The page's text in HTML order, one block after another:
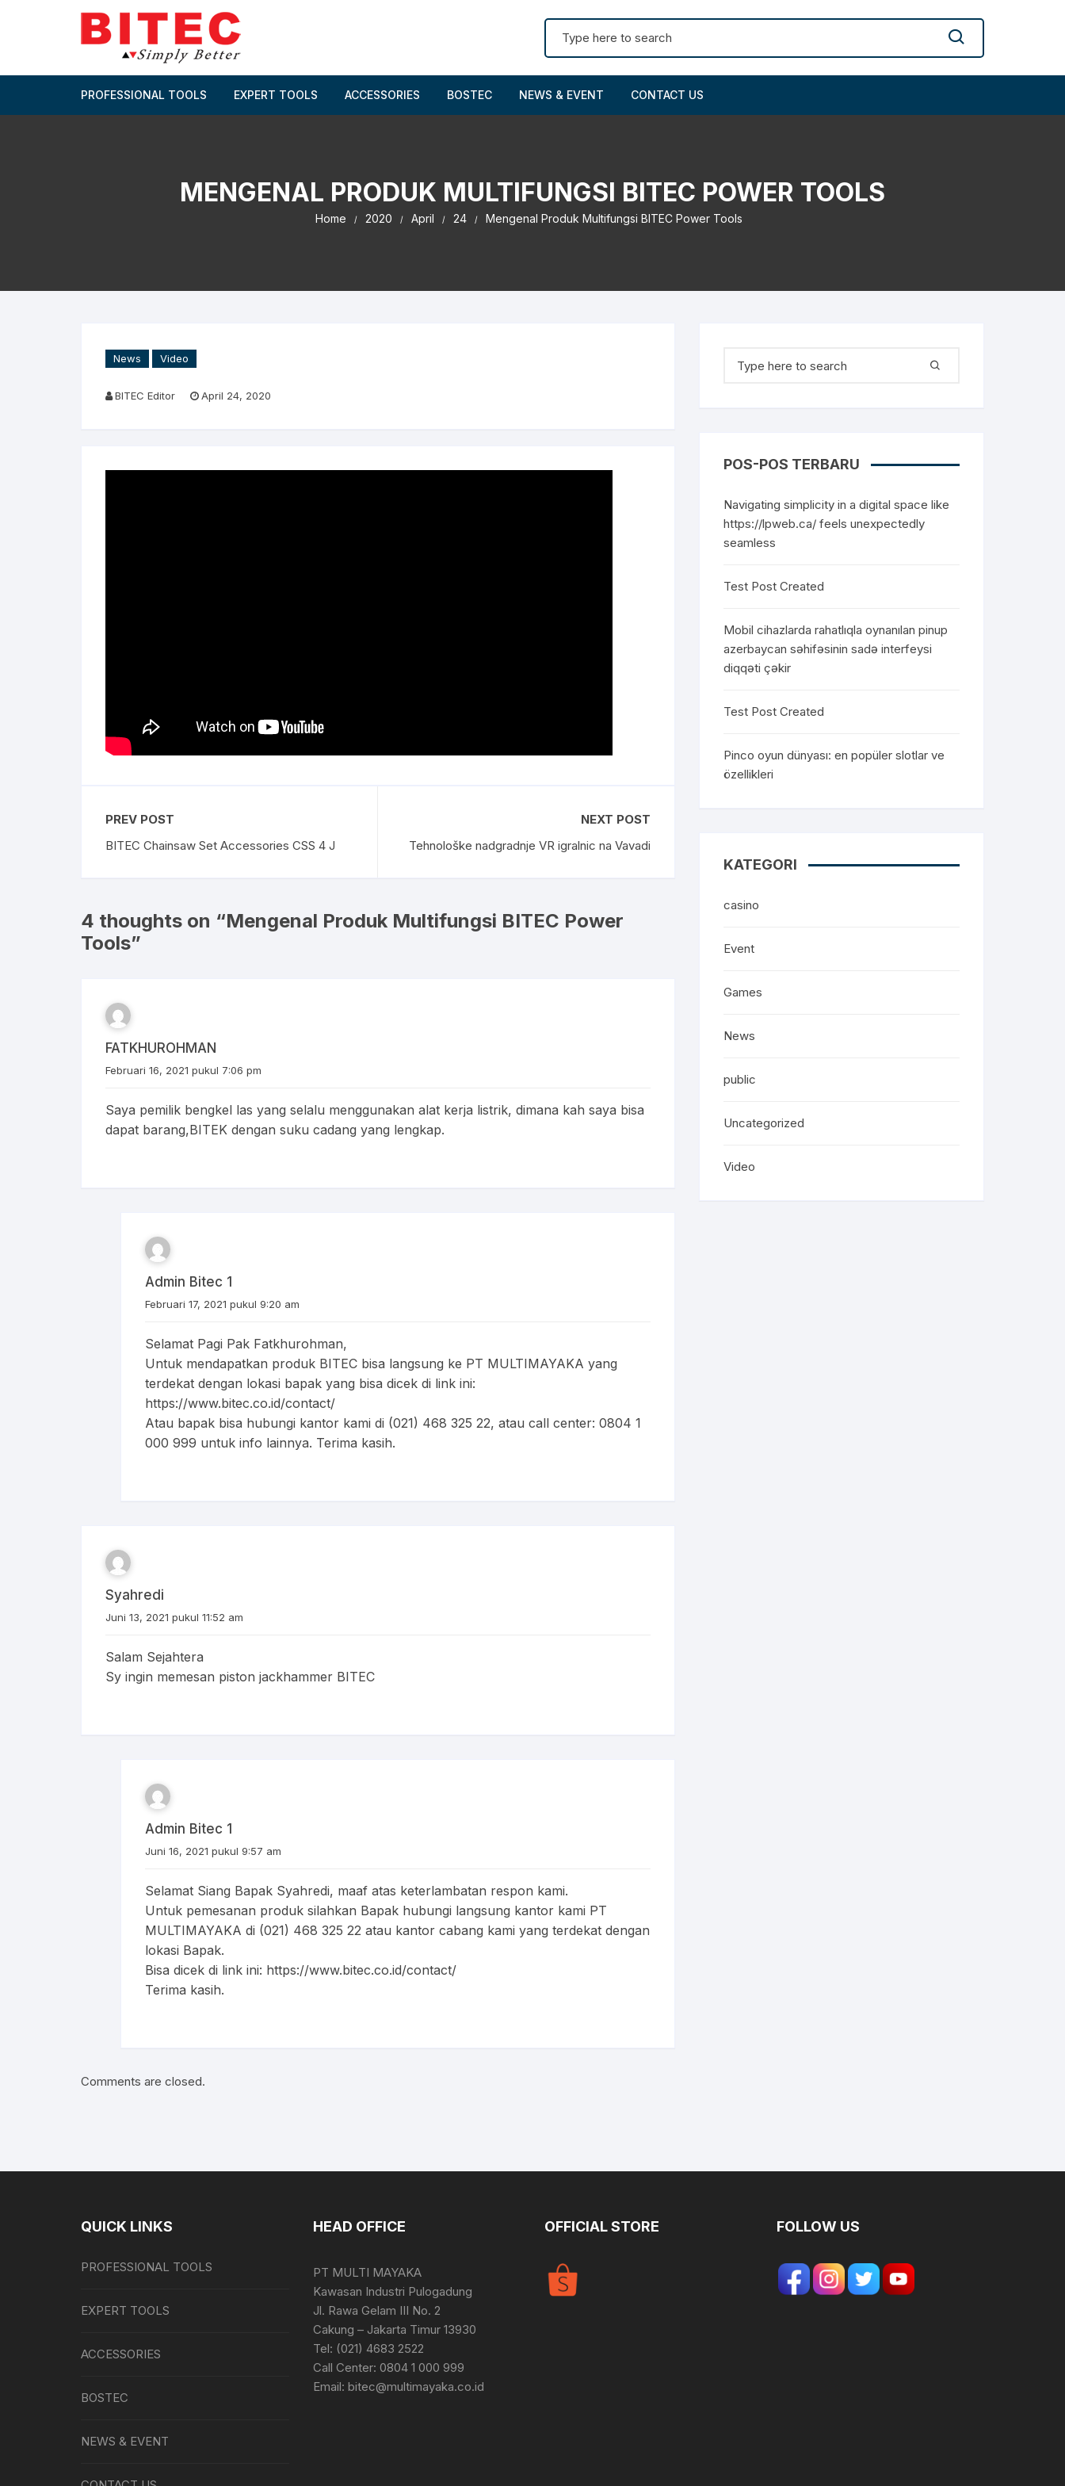
PROFESSIONAL TOOLS EXPERT TOOLS ACCESSORIES BOSTEC NEWS & EVENT CONTACT US
MENGENAL PRODUK MULTIFUNGSI BITEC POWER TOOLS
Home 2020 April 24 Mengenal Produk Multifungsi BITEC Power Tools
News Video
BITEC Editor April 24, 2020
PREV POST
BITEC Chainsaw Set Accessories CSS 4 J
NEXT POST
Tehnološke nadgradnje VR igralnic na Vavadi
4 thoughts on “Mengenal Produk Multifungsi BITEC Power
Tools”
FATKHUROHMAN
Februari 16, 2021 pukul 7:06 pm
Saya pemilik bengkel las yang selalu menggunakan alat kerja listrik, dimana kah saya bisa
dapat barang,BITEK dengan suku cadang yang lengkap.
Admin Bitec 1
Februari 17, 2021 pukul 9:20 am
Selamat Pagi Pak Fatkhurohman,
Untuk mendapatkan produk BITEC bisa langsung ke PT MULTIMAYAKA yang
terdekat dengan lokasi bapak yang bisa dicek di link ini:
https://www.bitec.co.id/contact/
Atau bapak bisa hubungi kantor kami di (021) 468 325 22, atau call center: 0804 1
000 999 untuk info lainnya. Terima kasih.
Syahredi
Juni 13, 2021 pukul 11:52 am
Salam Sejahtera
Sy ingin memesan piston jackhammer BITEC
Admin Bitec 1
Juni 16, 2021 pukul 9:57 am
Selamat Siang Bapak Syahredi, maaf atas keterlambatan respon kami.
Untuk pemesanan produk silahkan Bapak hubungi langsung kantor kami PT
MULTIMAYAKA di (021) 468 325 22 atau kantor cabang kami yang terdekat dengan
lokasi Bapak.
Bisa dicek di link ini: https://www.bitec.co.id/contact/
Terima kasih.
Comments are closed.
POS-POS TERBARU
Navigating simplicity in a digital space like
https://lpweb.ca/ feels unexpectedly
seamless
Test Post Created
Mobil cihazlarda rahatlıqla oynanılan pinup
azerbaycan səhifəsinin sadə interfeysi
diqqəti çəkir
Test Post Created
Pinco oyun dünyası: en popüler slotlar ve
özellikleri
KATEGORI
casino
Event
Games
News
public
Uncategorized
Video
QUICK LINKS
PROFESSIONAL TOOLS
EXPERT TOOLS
ACCESSORIES
BOSTEC
NEWS & EVENT
HEAD OFFICE
PT MULTI MAYAKA
Kawasan Industri Pulogadung
Jl. Rawa Gelam III No. 2
Cakung – Jakarta Timur 13930
Tel: (021) 4683 2522
Call Center: 0804 1 000 999
Email: bitec@multimayaka.co.id
OFFICIAL STORE FOLLOW US